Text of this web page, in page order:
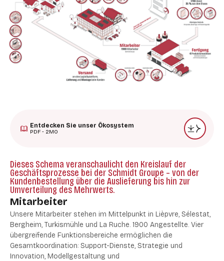
Entdecken Sie unser Ökosystem
PDF - 2MO
Dieses Schema veranschaulicht den Kreislauf der
Geschäftsprozesse bei der Schmidt Groupe – von der
Kundenbestellung über die Auslieferung bis hin zur
Umverteilung des Mehrwerts.
Mitarbeiter
Unsere Mitarbeiter stehen im Mittelpunkt in Lièpvre, Sélestat,
Bergheim, Turkismühle und La Ruche. 1900 Angestellte. Vier
übergreifende Funktionsbereiche ermöglichen die
Gesamtkoordination: Support-Dienste, Strategie und
Innovation, Modellgestaltung und